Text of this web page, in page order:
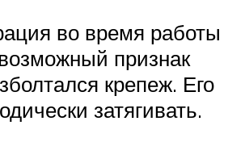
во время работы
признак
крепеж. Его
затягивать.